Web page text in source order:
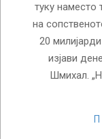
туку наместо
на
20
изјави
Шмихал.